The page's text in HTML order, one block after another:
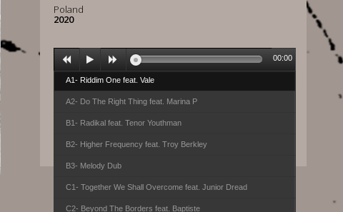
Poland
2020
A1- Riddim One feat. Vale
A2- Do The Right Thing feat. Marina P
B1- Radikal feat. Tenor Youthman
B2- Higher Frequency feat. Troy Berkley
B3- Melody Dub
C1- Together We Shall Overcome feat. Junior Dread
C2- Beyond The Borders feat. Baptiste
00:00